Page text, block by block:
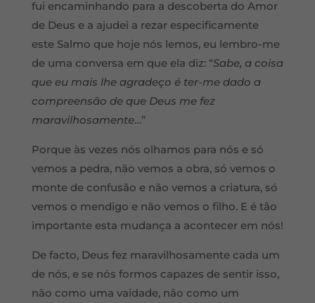
fui encaminhando para a descoberta do Amor
de Deus e a ajudei a rezar especificamente
este Salmo que hoje nós lemos, eu lembro-me
de uma conversa em que ela diz: “Sabe, a coisa
que eu mais lhe agradeço é ter-me dado a
compreensão de que Deus me fez
maravilhosamente…”
Porque às vezes nós olhamos para nós e só
vemos a pedra, não vemos a obra, só vemos o
monte de confusão e não vemos a criatura, só
vemos o mendigo e não vemos o filho. E é tão
importante esta mudança a acontecer em nós!
De facto, Deus fez maravilhosamente cada um
de nós, e se nós formos capazes de sentir isso,
não como uma vaidade, não como um